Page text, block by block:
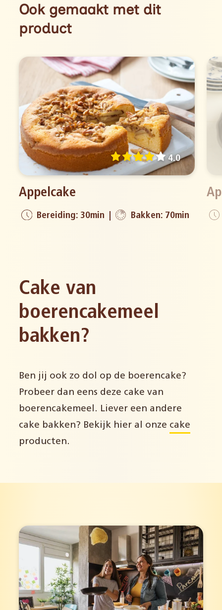
Ook gemaakt met dit
product
Appelcake
Bereiding: 30min Bakken: 70min
4.0
Cake van
boerencakemeel
bakken?
Ben jij ook zo dol op de boerencake?
Probeer dan eens deze cake van
boerencakemeel. Liever een andere
cake bakken? Bekijk hier al onze cake
producten.